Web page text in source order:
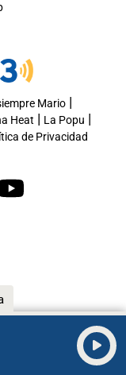
Mario|
Heat | La Popu |
de Privacidad